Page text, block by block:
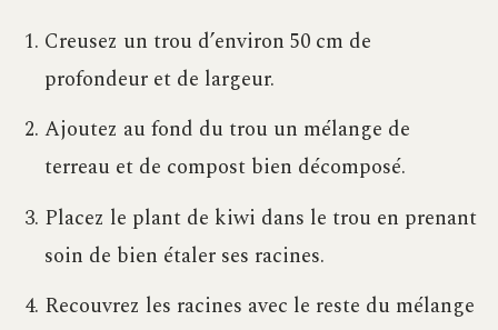
Creusez un trou d’environ 50 cm de
profondeur et de largeur.
Ajoutez au fond du trou un mélange de
terreau et de compost bien décomposé.
Placez le plant de kiwi dans le trou en prenant
soin de bien étaler ses racines.
Recouvrez les racines avec le reste du mélange